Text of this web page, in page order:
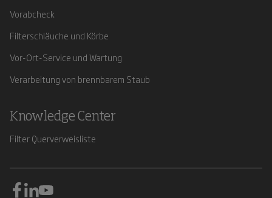
Vorabcheck
Filterschläuche und Körbe
Vor-Ort-Service und Wartung
Verarbeitung von brennbarem Staub
Knowledge Center
Filter Querverweisliste